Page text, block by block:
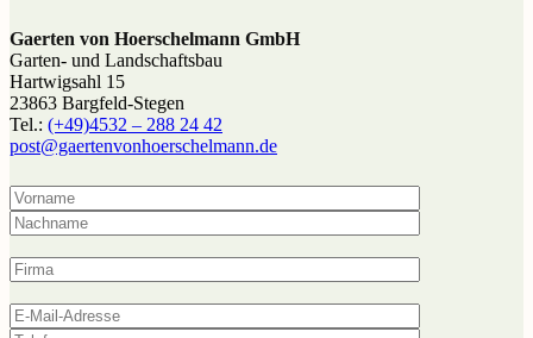
Gaerten von Hoerschelmann GmbH
Garten- und Landschaftsbau
Hartwigsahl 15
23863 Bargfeld-Stegen
Tel.: (+49)4532 – 288 24 42
post@gaerten­von­hoerschel­mann.de